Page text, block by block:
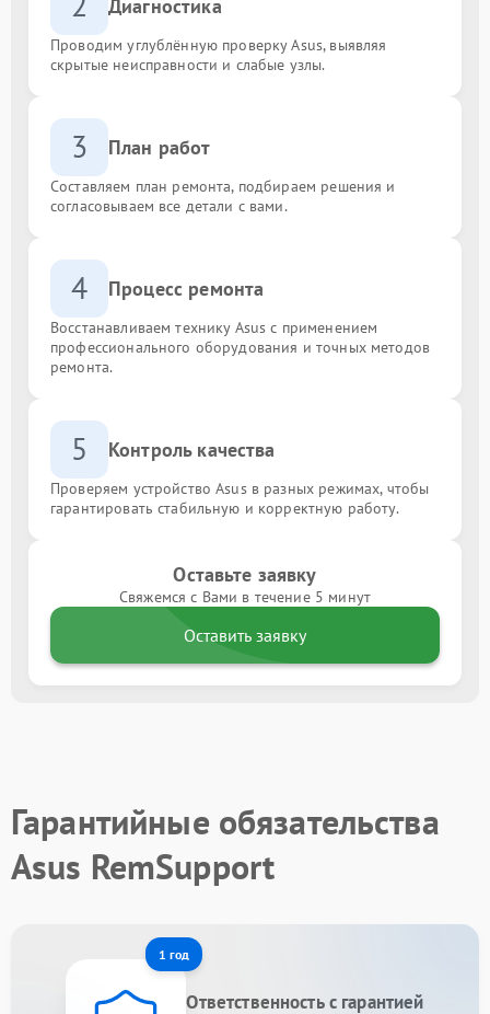
Диагностика
Проводим углублённую проверку Asus, выявляя
скрытые неисправности и слабые узлы.
3 План работ
Составляем план ремонта, подбираем решения и
согласовываем все детали с вами.
4 Процесс ремонта
Восстанавливаем технику Asus с применением
профессионального оборудования и точных методов
ремонта.
5 Контроль качества
Проверяем устройство Asus в разных режимах, чтобы
гарантировать стабильную и корректную работу.
Оставьте заявку
Свяжемся с Вами в течение 5 минут
Оставить заявку
Гарантийные обязательства
Asus RemSupport
1 год
Ответственность с гарантией